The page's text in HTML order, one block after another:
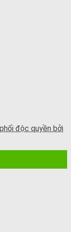
độc quyền bởi